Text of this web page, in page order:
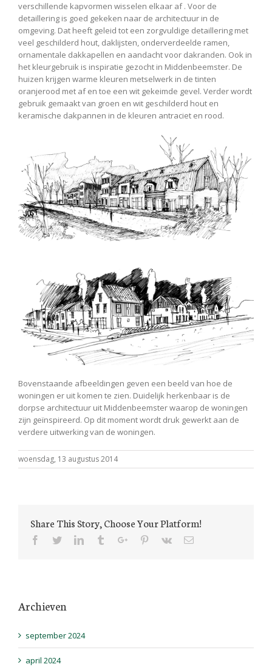
verschillende kapvormen wisselen elkaar af . Voor de
detaillering is goed gekeken naar de architectuur in de
omgeving. Dat heeft geleid tot een zorgvuldige detaillering met
veel geschilderd hout, daklijsten, onderverdeelde ramen,
ornamentale dakkapellen en aandacht voor dakranden. Ook in
het kleurgebruik is inspiratie gezocht in Middenbeemster. De
huizen krijgen warme kleuren metselwerk in de tinten
oranjerood met af en toe een wit gekeimde gevel. Verder wordt
gebruik gemaakt van groen en wit geschilderd hout en
keramische dakpannen in de kleuren antraciet en rood.
Bovenstaande afbeeldingen geven een beeld van hoe de
woningen er uit komen te zien. Duidelijk herkenbaar is de
dorpse architectuur uit Middenbeemster waarop de woningen
zijn geïnspireerd. Op dit moment wordt druk gewerkt aan de
verdere uitwerking van de woningen.
woensdag, 13 augustus 2014
Share This Story, Choose Your Platform!
Facebook
TwitterLinkedinTumblrGoogle+Pinterest
Vk Email
Archieven
september 2024
april 2024